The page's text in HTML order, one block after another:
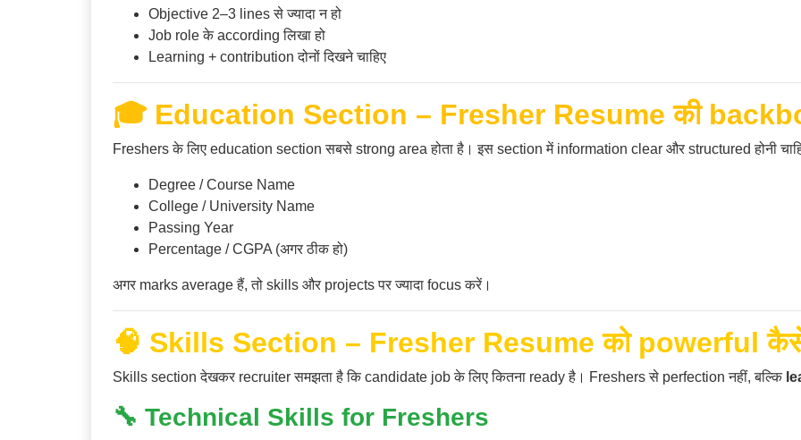
Objective 2–3 lines से ज्यादा न हो
Job role के according लिखा हो
Learning + contribution दोनों दिखने चाहिए
🎓 Education Section – Fresher Resume की
Freshers के लिए education section सबसे strong area होता है। इस section में information clear और structured होनी
Degree / Course Name
College / University Name
Passing Year
Percentage / CGPA (अगर ठीक हो)
अगर marks average हैं, तो skills और projects पर ज्यादा focus करें।
🧠 Skills Section – Fresher Resume को powerful कैसे
Skills section देखकर recruiter समझता है कि candidate job के लिए कितना ready है। Freshers से perfection नहीं, बल्कि
🔧 Technical Skills for Freshers